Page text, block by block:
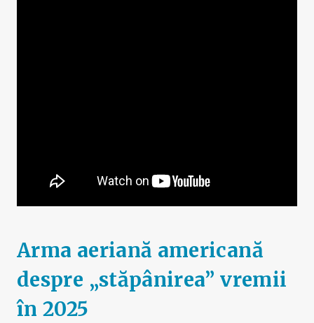
Arma aeriană americană
despre „stăpânirea” vremii
în 2025